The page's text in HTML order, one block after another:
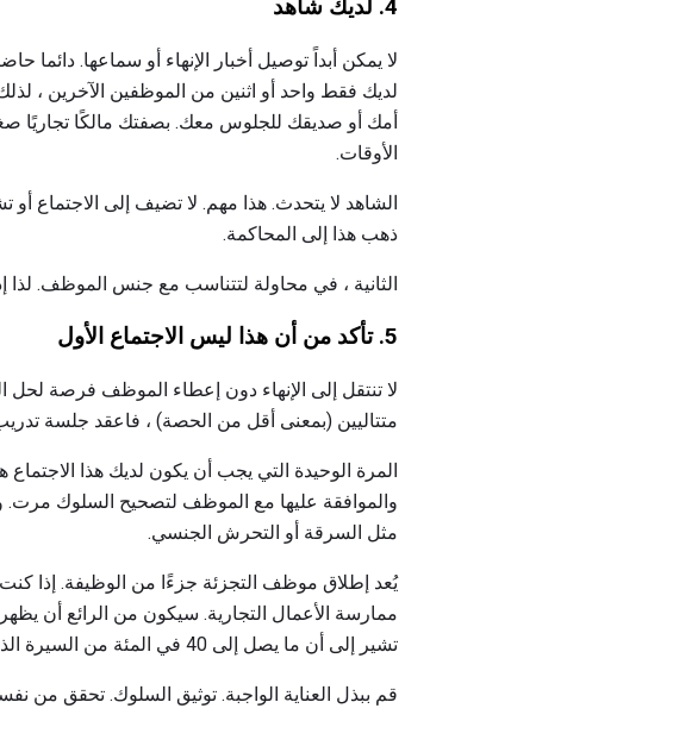
4. لديك شاهد
لا يمكن أبداً توصيل أخبار الإنهاء أو سماعها.
لديك فقط واحد أو اثنين من الموظفين الآخرين ،
أمك أو صديقك للجلوس معك. بصفتك مالكًا تجاريًا
الأوقات.
الشاهد لا يتحدث. هذا مهم. لا تضيف إلى الاجتماع
ذهب هذا إلى المحاكمة.
الثانية ، في محاولة لتتناسب مع جنس الموظف. لذا
5. تأكد من أن هذا ليس الاجتماع الأول
لا تنتقل إلى الإنهاء دون إعطاء الموظف فرصة
متتاليين (بمعنى أقل من الحصة) ، فاعقد جلسة
المرة الوحيدة التي يجب أن يكون لديك هذا
والموافقة عليها مع الموظف لتصحيح السلوك مرت.
مثل السرقة أو التحرش الجنسي.
يُعد إطلاق موظف التجزئة جزءًا من الوظيفة. إذا
ممارسة الأعمال التجارية. سيكون من الرائع أن
تشير إلى أن ما يصل إلى 40 في المئة من السيرة الذاتية غير صحيحة ويمكن لأي شخص "التزوير" من خلال مقابلة.
قم ببذل العناية الواجبة. توثيق السلوك. تحقق من